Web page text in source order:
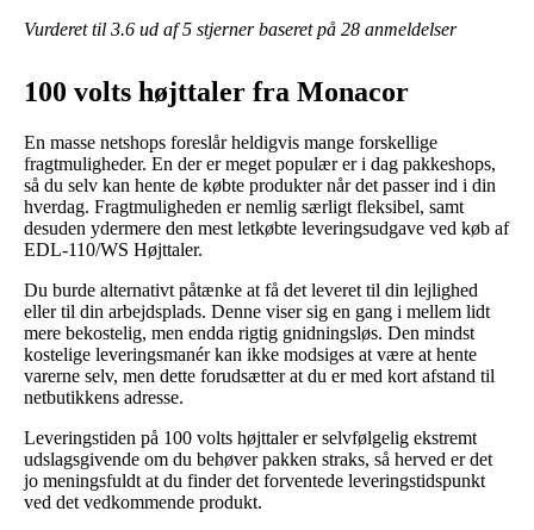
Vurderet til 3.6 ud af 5 stjerner baseret på 28 anmeldelser
100 volts højttaler fra Monacor
En masse netshops foreslår heldigvis mange forskellige
fragtmuligheder. En der er meget populær er i dag pakkeshops,
så du selv kan hente de købte produkter når det passer ind i din
hverdag. Fragtmuligheden er nemlig særligt fleksibel, samt
desuden ydermere den mest letkøbte leveringsudgave ved køb af
EDL-110/WS Højttaler.
Du burde alternativt påtænke at få det leveret til din lejlighed
eller til din arbejdsplads. Denne viser sig en gang i mellem lidt
mere bekostelig, men endda rigtig gnidningsløs. Den mindst
kostelige leveringsmanér kan ikke modsiges at være at hente
varerne selv, men dette forudsætter at du er med kort afstand til
netbutikkens adresse.
Leveringstiden på 100 volts højttaler er selvfølgelig ekstremt
udslagsgivende om du behøver pakken straks, så herved er det
jo meningsfuldt at du finder det forventede leveringstidspunkt
ved det vedkommende produkt.